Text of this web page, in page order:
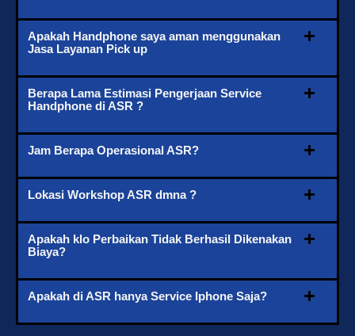
Apakah Handphone saya aman menggunakan
Jasa Layanan Pick up
Berapa Lama Estimasi Pengerjaan Service
Handphone di ASR ?
Jam Berapa Operasional ASR?
Lokasi Workshop ASR dmna ?
Apakah klo Perbaikan Tidak Berhasil Dikenakan
Biaya?
Apakah di ASR hanya Service Iphone Saja?